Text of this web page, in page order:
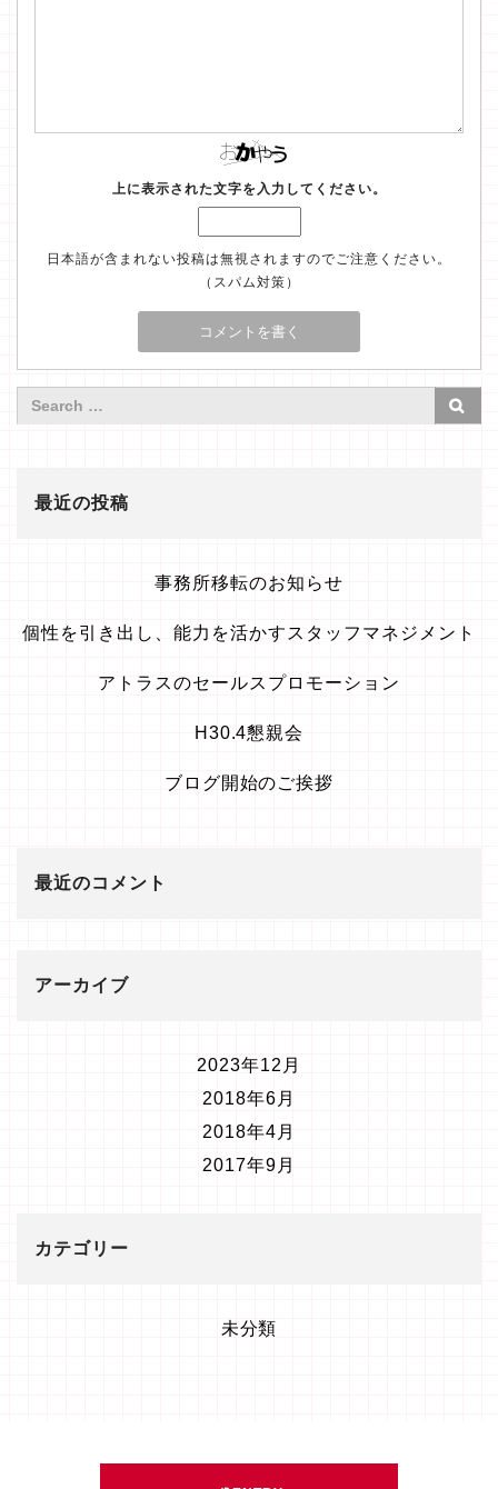
上に表示された文字を入力してください。
日本語が含まれない投稿は無視されますのでご注意ください。
（スパム対策）
最近の投稿
事務所移転のお知らせ
個性を引き出し、能力を活かすスタッフマネジメント
アトラスのセールスプロモーション
H30.4懇親会
ブログ開始のご挨拶
最近のコメント
アーカイブ
2023年12月
2018年6月
2018年4月
2017年9月
カテゴリー
未分類